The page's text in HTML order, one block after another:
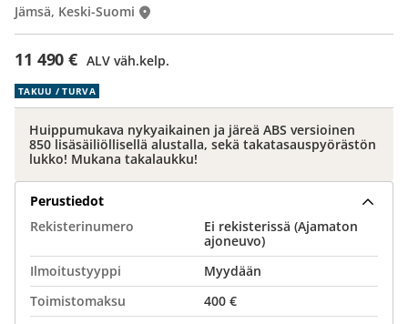
11 490 € ALV väh.kelp.
Jämsä, Keski-Suomi
TAKUU / TURVA
Huippumukava nykyaikainen ja järeä ABS versioinen
850 lisäsäiliöllisellä alustalla, sekä takatasauspyörästön
lukko! Mukana takalaukku!
Perustiedot
Rekisterinumero
Ei rekisterissä (Ajamaton
ajoneuvo)
Ilmoitustyyppi
Myydään
Toimistomaksu
400 €